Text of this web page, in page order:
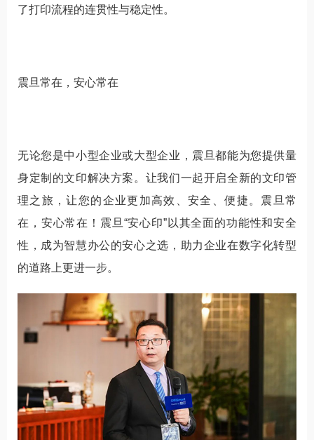
了打印流程的连贯性与稳定性。
震旦常在，安心常在
无论您是中小型企业或大型企业，震旦都能为您提供量
身定制的文印解决方案。让我们一起开启全新的文印管
理之旅，让您的企业更加高效、安全、便捷。震旦常
在，安心常在！震旦“安心印”以其全面的功能性和安全
性，成为智慧办公的安心之选，助力企业在数字化转型
的道路上更进一步。